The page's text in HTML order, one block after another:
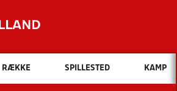
Hvad vil du søge efter?
INDHOLD OG NYHEDER
RÆKKE SPILLESTED KAMP